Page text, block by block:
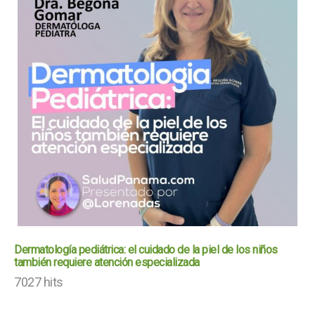
Dermatología pediátrica: el cuidado de la piel de los niños
también requiere atención especializada
7027 hits